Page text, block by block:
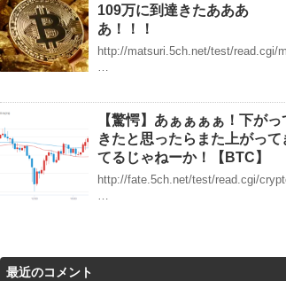
109万に到達きたあああ
あ！！！
http://matsuri.5ch.net/test/read.cgi/
…
【驚愕】あぁぁぁぁ！下がっ
きたと思ったらまた上がって
てるじゃねーか！【BTC】
http://fate.5ch.net/test/read.cgi/
…
最近のコメント